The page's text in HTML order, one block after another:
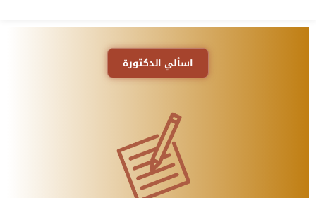
اسألي الدكتورة